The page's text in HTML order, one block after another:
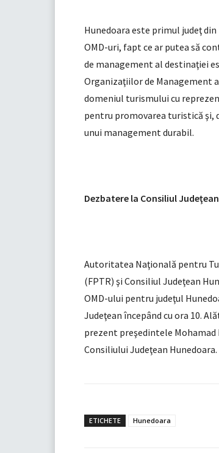
Hunedoara este primul judeţ
OMD-uri, fapt ce ar putea să
de management al destinaţiei
Organizaţiilor de Management
domeniul turismului cu
pentru promovarea turistică şi,
unui management durabil.
Dezbatere la Consiliul Judeţean
Autoritatea Naţională pentru
(FPTR) şi Consiliul Judeţean
OMD-ului pentru judeţul
Judeţean începând cu ora 10.
prezent preşedintele
Consiliului Judeţean Hunedoara.
ETICHETE Hunedoara